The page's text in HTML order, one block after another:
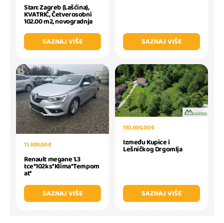
Stan: Zagreb (Lašćina),
KVATRIĆ, Četverosobni
102.00 m2, novogradnja
SAZNAJ VIŠE
SAZNAJ VIŠE
11.300,00 €
Renault megane 1.3
tce*102ks*Klima*Tempom
at*
SAZNAJ VIŠE
110.000,00 €
Između Kupice i
Lešničkog Drgomlja
SAZNAJ VIŠE